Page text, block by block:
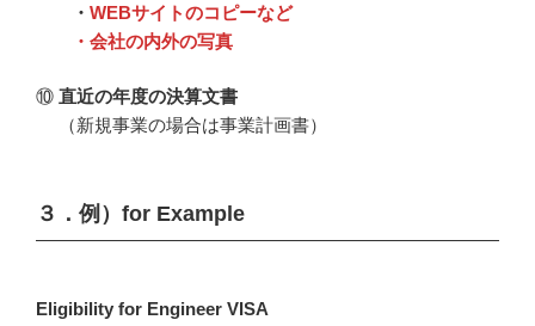
・ WEBサイトのコピーなど
・会社の内外の写真
⑩ 直近の年度の決算文書
（新規事業の場合は事業計画書）
３．例）for Example
Eligibility for Engineer VISA